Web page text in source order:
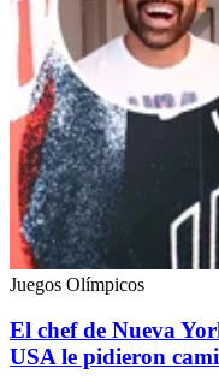
Juegos Olímpicos
El chef de Nueva
USA le pidieron